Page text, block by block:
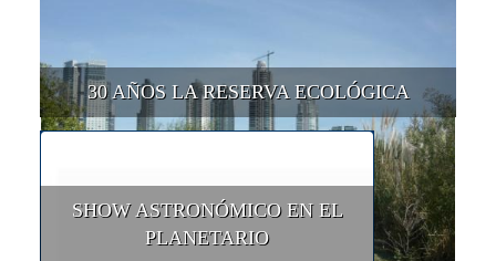
30 AÑOS LA RESERVA ECOLÓGICA
SHOW ASTRONÓMICO EN EL
PLANETARIO